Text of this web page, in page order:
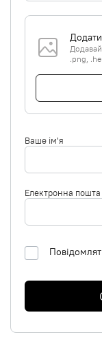
.png,
Ваше ім'я
Електронна пошта